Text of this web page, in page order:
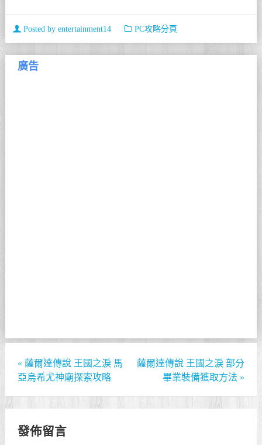
Posted by entertainment14 PC攻略分頁
廣告
« 薩爾達傳說 王國之淚 馬
亞烏希尤神廟探索攻略
薩爾達傳說 王國之淚 部分
畢業裝備獲取方法 »
發佈留言